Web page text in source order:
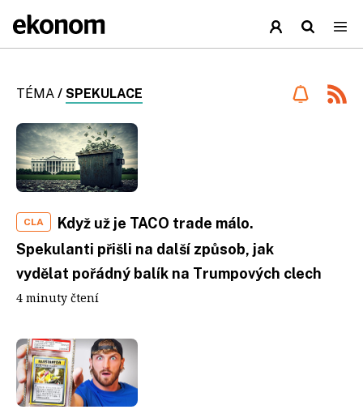
TÉMA / SPEKULACE
CLA
Když už je TACO trade málo.
Spekulanti přišli na další způsob, jak
vydělat pořádný balík na Trumpových clech
4 minuty čtení